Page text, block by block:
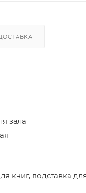
зала
книг, подставка для